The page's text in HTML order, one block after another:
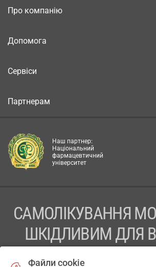
Про компанію
Допомога
Сервіси
Партнерам
Наш партнер:
Національний
фармацевтичний
університет
САМОЛІКУВАННЯ
ШКІДЛИВИМ ДЛЯ
Файли cookie